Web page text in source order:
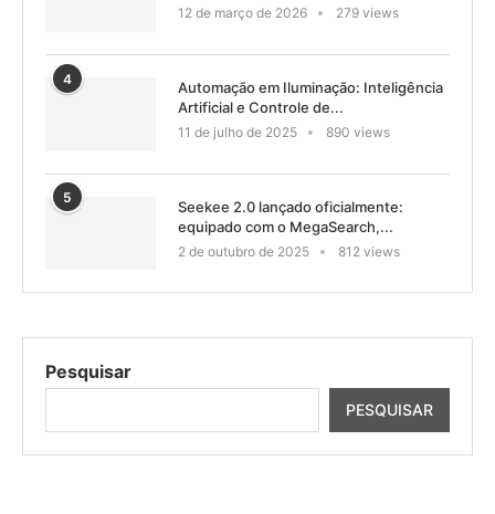
12 de março de 2026 279 views
4
Automação em Iluminação: Inteligência
Artificial e Controle de...
11 de julho de 2025 890 views
5
Seekee 2.0 lançado oficialmente:
equipado com o MegaSearch,...
2 de outubro de 2025 812 views
Pesquisar
PESQUISAR